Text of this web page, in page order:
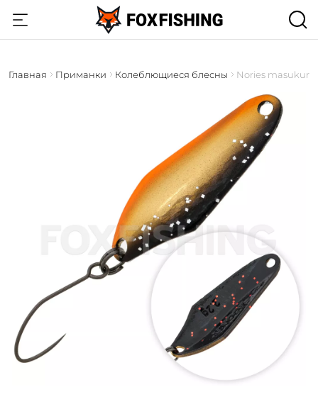
Главная Приманки Колеблющиеся блесны Nories